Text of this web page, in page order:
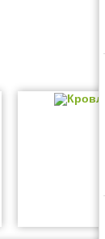
Кровля